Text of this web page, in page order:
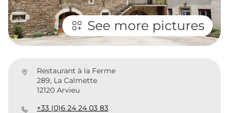
See more pictures
Restaurant à la Ferme
289, La Calmette
12120 Arvieu
+33 (0)6 24 24 03 83